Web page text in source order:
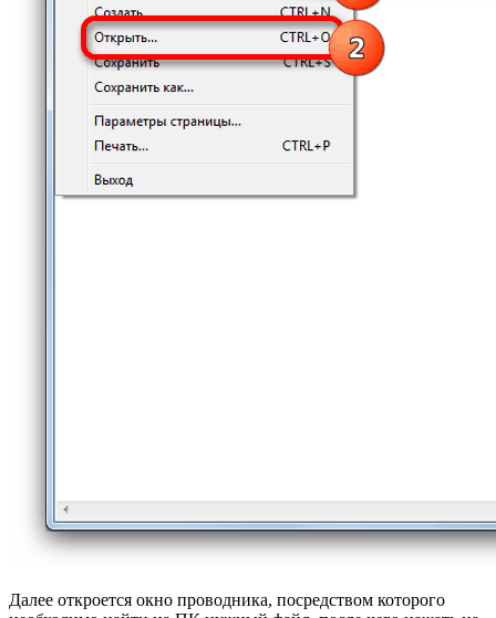
Далее откроется окно проводника, посредством которого